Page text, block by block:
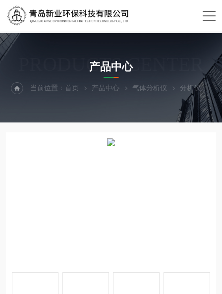
PRODUCTS CENTER
产品中心
当前位置：首页 产品中心 气体分析仪 分析仪